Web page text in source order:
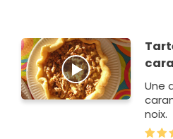
Une
noix.